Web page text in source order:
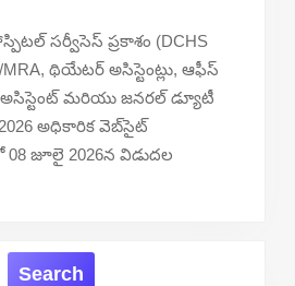
సర్వీసెస్ ప్రకాశం (DCHS
MRA, థియేటర్ అసిస్టెంట్లు, ఆఫీస్
అసిస్టెంట్ మరియు జనరల్ డ్యూటీ
అధికారిక వెబ్‌సైట్
08 జూలై 2026న విడుదల
Search